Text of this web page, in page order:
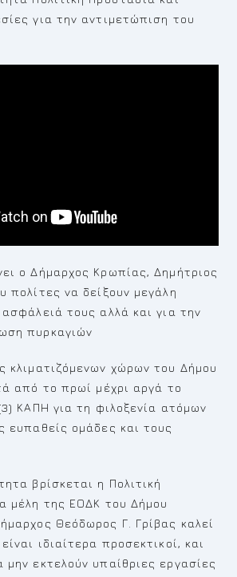
για την αντιμετώπιση του
ο Δήμαρχος Κρωπίας, Δημήτριος
πολίτες να δείξουν μεγάλη
τους αλλά και για την
πυρκαγιών
κλιματιζόμενων χώρων του Δήμου
από το πρωί μέχρι αργά το
ΚΑΠΗ για τη φιλοξενία ατόμων
ευπαθείς ομάδες και τους
βρίσκεται η Πολιτική
μέλη της ΕΟΔΚ του Δήμου
Θεόδωρος Γ. Γρίβας καλεί
ιδιαίτερα προσεκτικοί, και
εκτελούν υπαίθριες εργασίες